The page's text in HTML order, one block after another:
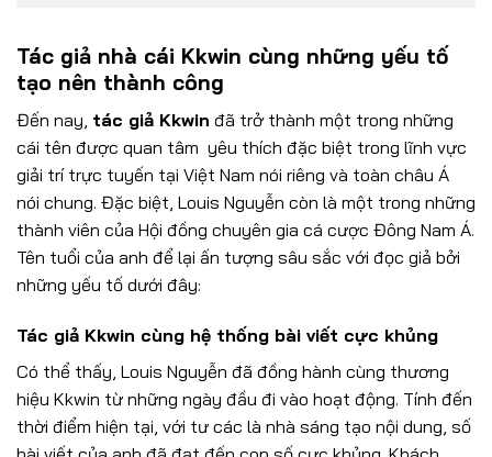
Tác giả nhà cái Kkwin cùng những yếu tố
tạo nên thành công
Đến nay, tác giả Kkwin đã trở thành một trong những
cái tên được quan tâm yêu thích đặc biệt trong lĩnh vực
giải trí trực tuyến tại Việt Nam nói riêng và toàn châu Á
nói chung. Đặc biệt, Louis Nguyễn còn là một trong những
thành viên của Hội đồng chuyên gia cá cược Đông Nam Á.
Tên tuổi của anh để lại ấn tượng sâu sắc với đọc giả bởi
những yếu tố dưới đây:
Tác giả Kkwin cùng hệ thống bài viết cực khủng
Có thể thấy, Louis Nguyễn đã đồng hành cùng thương
hiệu Kkwin từ những ngày đầu đi vào hoạt động. Tính đến
thời điểm hiện tại, với tư các là nhà sáng tạo nội dung, số